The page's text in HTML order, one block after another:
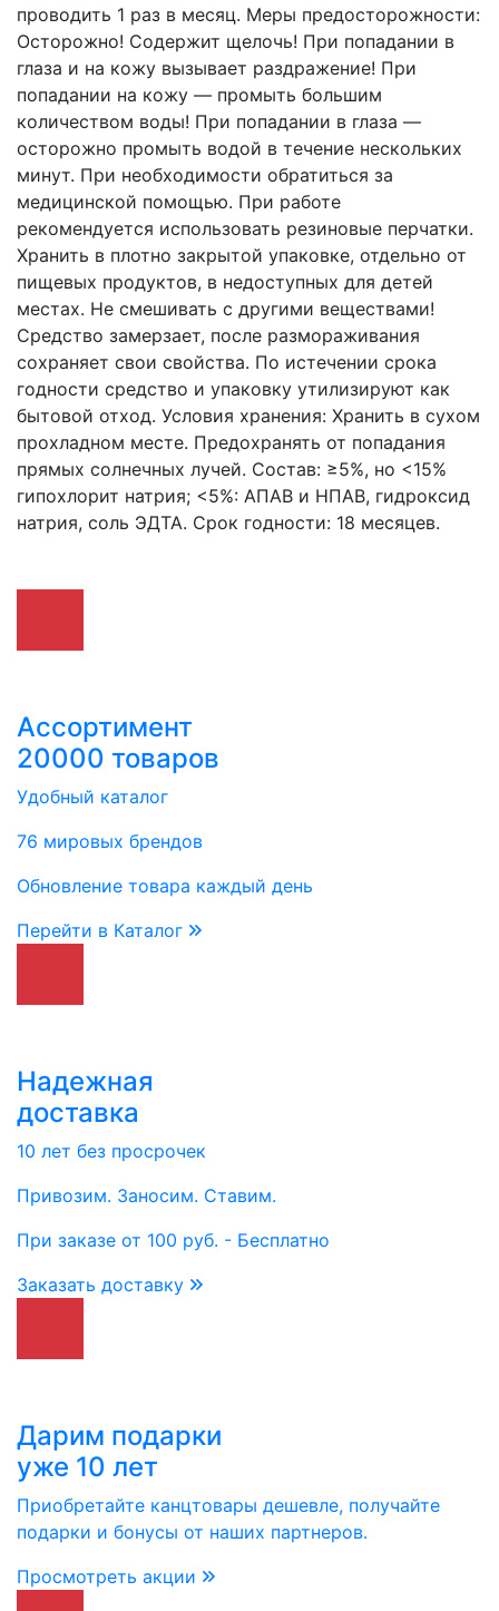
проводить 1 раз в месяц. Меры предосторожности:
Осторожно! Содержит щелочь! При попадании в
глаза и на кожу вызывает раздражение! При
попадании на кожу — промыть большим
количеством воды! При попадании в глаза —
осторожно промыть водой в течение нескольких
минут. При необходимости обратиться за
медицинской помощью. При работе
рекомендуется использовать резиновые перчатки.
Хранить в плотно закрытой упаковке, отдельно от
пищевых продуктов, в недоступных для детей
местах. Не смешивать с другими веществами!
Средство замерзает, после размораживания
сохраняет свои свойства. По истечении срока
годности средство и упаковку утилизируют как
бытовой отход. Условия хранения: Хранить в сухом
прохладном месте. Предохранять от попадания
прямых солнечных лучей. Состав: ≥5%, но <15%
гипохлорит натрия; <5%: АПАВ и НПАВ, гидроксид
натрия, соль ЭДТА. Срок годности: 18 месяцев.
Ассортимент
20000 товаров
Удобный каталог
76 мировых брендов
Обновление товара каждый день
Перейти в Каталог
Надежная
доставка
10 лет без просрочек
Привозим. Заносим. Ставим.
При заказе от 100 руб. - Бесплатно
Заказать доставку
Дарим подарки
уже 10 лет
Приобретайте канцтовары дешевле, получайте
подарки и бонусы от наших партнеров.
Просмотреть акции